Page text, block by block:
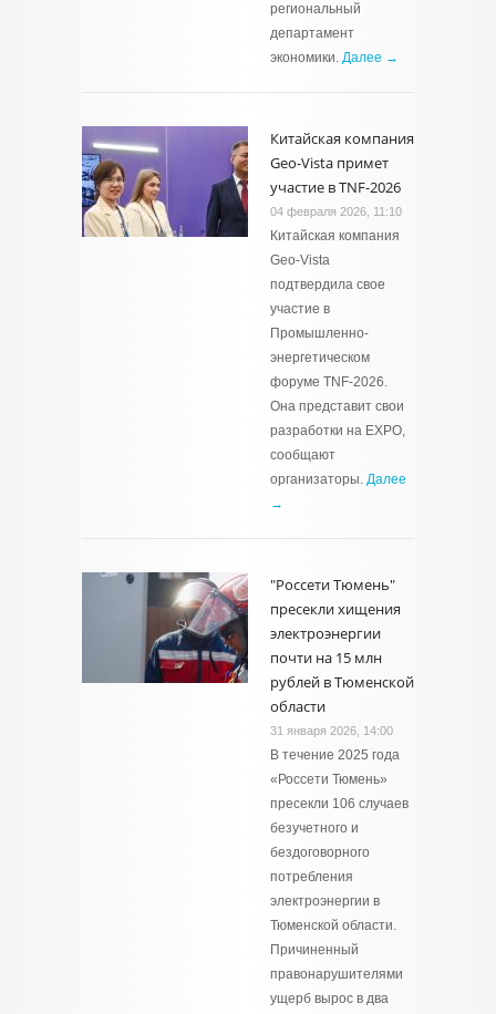
региональный
департамент
экономики. Далее →
Китайская компания
Geo-Vista примет
участие в TNF-2026
04 февраля 2026, 11:10
Китайская компания
Geo-Vista
подтвердила свое
участие в
Промышленно-
энергетическом
форуме TNF-2026.
Она представит свои
разработки на EXPO,
сообщают
организаторы. Далее
→
"Россети Тюмень"
пресекли хищения
электроэнергии
почти на 15 млн
рублей в Тюменской
области
31 января 2026, 14:00
В течение 2025 года
«Россети Тюмень»
пресекли 106 случаев
безучетного и
бездоговорного
потребления
электроэнергии в
Тюменской области.
Причиненный
правонарушителями
ущерб вырос в два